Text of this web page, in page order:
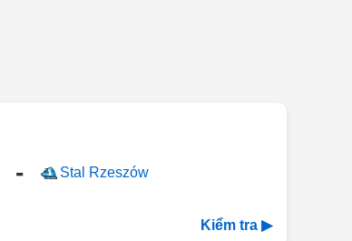
- Stal Rzeszów
Kiểm tra ▶